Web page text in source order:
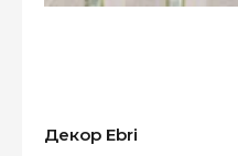
Декор Ebri